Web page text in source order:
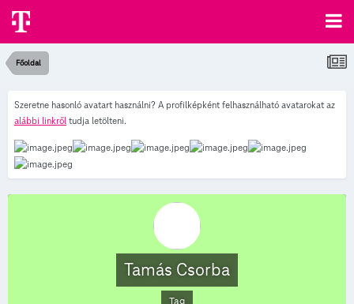
Főoldal
Szeretne hasonló avatart használni? A profilképként felhasználható avatarokat az
alábbi linkről tudja letölteni.
Tamás Csorba